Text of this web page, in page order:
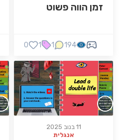
זמן הווה פשוט
194
1
1
0
11 בנוב 2025
אנגלית